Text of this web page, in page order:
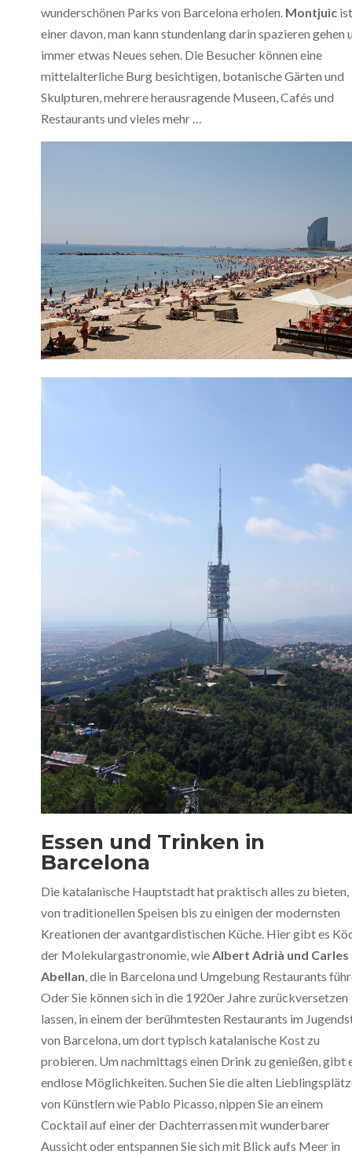
wunderschönen Parks von Barcelona erholen. Montjuic ist
einer davon, man kann stundenlang darin spazieren gehen
immer etwas Neues sehen. Die Besucher können eine
mittelalterliche Burg besichtigen, botanische Gärten und
Skulpturen, mehrere herausragende Museen, Cafés und
Restaurants und vieles mehr …
Essen und Trinken in
Barcelona
Die katalanische Hauptstadt hat praktisch alles zu bieten,
von traditionellen Speisen bis zu einigen der modernsten
Kreationen der avantgardistischen Küche. Hier gibt es
der Molekulargastronomie, wieAlbert Adrià und Carles
Abellan, die in Barcelona und Umgebung Restaurants
Oder Sie können sich in die 1920er Jahre zurückversetzen
lassen, in einem der berühmtesten Restaurants im
von Barcelona, um dort typisch katalanische Kost zu
probieren. Um nachmittags einen Drink zu genießen, gibt
endlose Möglichkeiten. Suchen Sie die alten
von Künstlern wie Pablo Picasso, nippen Sie an einem
Cocktail auf einer der Dachterrassen mit wunderbarer
Aussicht oder entspannen Sie sich mit Blick aufs Meer in